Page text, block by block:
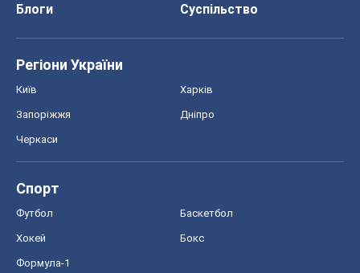
Блоги
Суспільство
Регіони України
Київ Харків
Запоріжжя Дніпро
Черкаси
Спорт
Футбол Баскетбол
Хокей Бокс
Формула-1